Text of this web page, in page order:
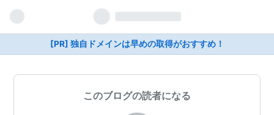
[PR] 独自ドメインは早めの取得がおすすめ！
このブログの読者になる